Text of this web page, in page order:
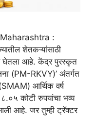
:
शेतकऱ्यांसाठी
घेतला आहे. केंद्र पुरस्कृत
(PM-RKVY)’ अंतर्गत
आर्थिक वर्ष
कोटी रुपयांचा भव्य
आहे. जर तुम्ही ट्रॅक्टर